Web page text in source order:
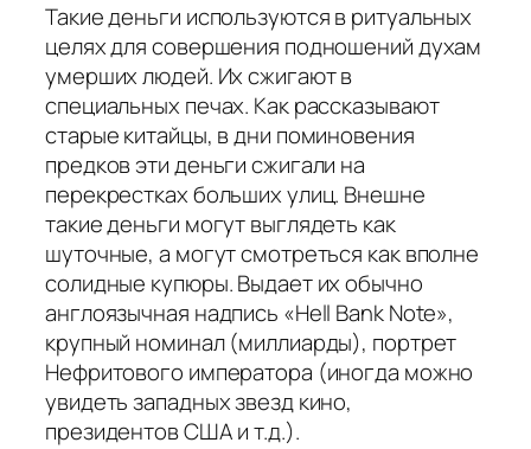
Такие деньги используются в ритуальных
целях для совершения подношений духам
умерших людей. Их сжигают в
специальных печах. Как рассказывают
старые китайцы, в дни поминовения
предков эти деньги сжигали на
перекрестках больших улиц. Внешне
такие деньги могут выглядеть как
шуточные, а могут смотреться как вполне
солидные купюры. Выдает их обычно
англоязычная надпись «Hell Bank Note»,
крупный номинал (миллиарды), портрет
Нефритового императора (иногда можно
увидеть западных звезд кино,
президентов США и т.д.).